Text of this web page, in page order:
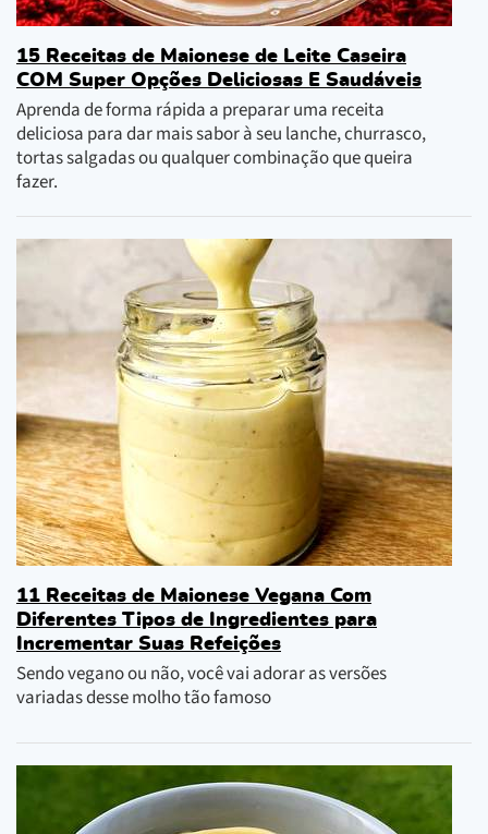
15 Receitas de Maionese de Leite Caseira
COM Super Opções Deliciosas E Saudáveis
Aprenda de forma rápida a preparar uma receita
deliciosa para dar mais sabor à seu lanche, churrasco,
tortas salgadas ou qualquer combinação que queira
fazer.
11 Receitas de Maionese Vegana Com
Diferentes Tipos de Ingredientes para
Incrementar Suas Refeições
Sendo vegano ou não, você vai adorar as versões
variadas desse molho tão famoso